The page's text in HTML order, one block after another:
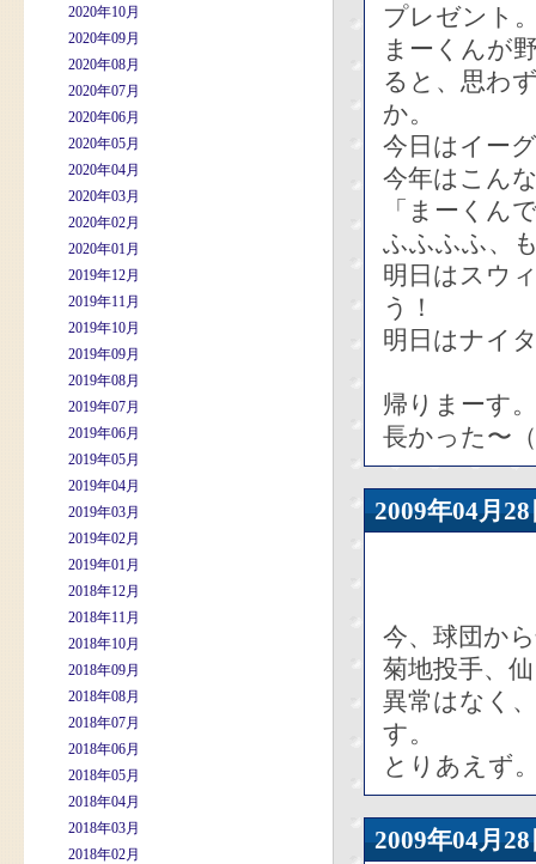
2020年10月
2020年09月
2020年08月
2020年07月
2020年06月
2020年05月
2020年04月
2020年03月
2020年02月
2020年01月
2019年12月
2019年11月
2019年10月
2019年09月
2019年08月
2019年07月
2019年06月
2019年05月
2019年04月
2019年03月
2019年02月
2019年01月
2018年12月
2018年11月
2018年10月
2018年09月
2018年08月
2018年07月
2018年06月
2018年05月
2018年04月
2018年03月
2018年02月
プレゼント
まーくんが
ると、思わ
か。
今日はイー
今年はこん
「まーくん
ふふふふ、
明日はスウ
う！
明日はナイ
帰りまーす。
長かった〜
2009年04
今、球団か
菊地投手、
異常はなく
す。
とりあえず
2009年04